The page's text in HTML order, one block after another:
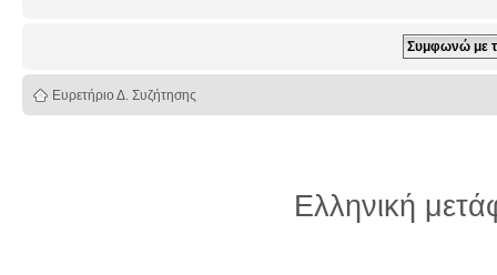
Ευρετήριο Δ. Συζήτησης
Ελληνική